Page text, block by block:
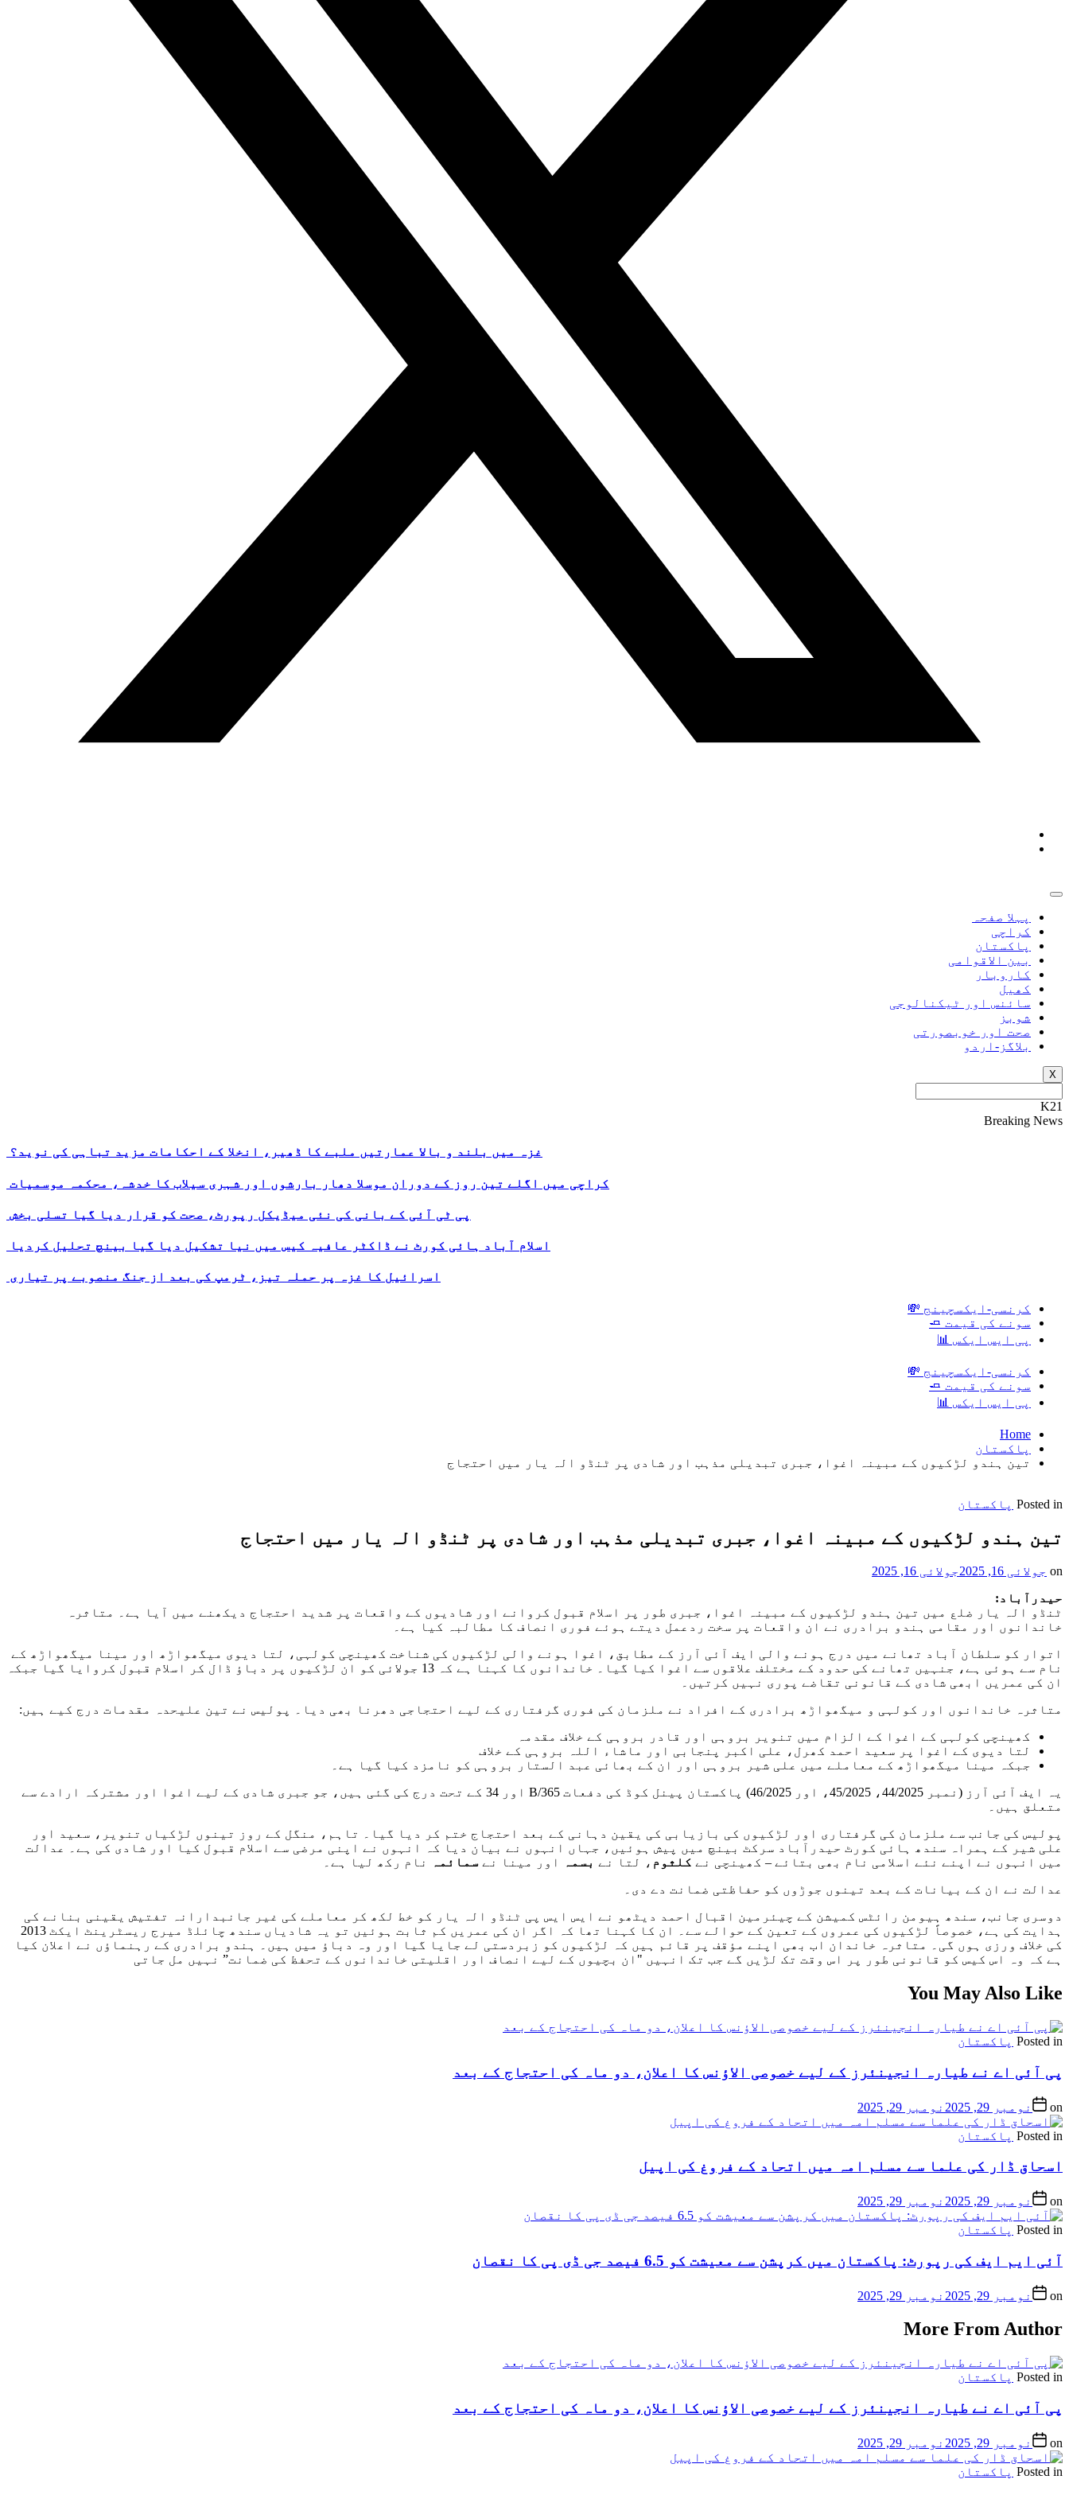
پہلا صفحہ
کراچی
پاکستان
بین الاقوامی
کاروبار
کھیل
سائنس اور ٹیکنالوجی
شوبز
صحت اور خوبصورتی
بلاگز-اردو
X
K21
Breaking News
غزہ میں بلند و بالا عمارتیں ملبے کا ڈھیر، انخلا کے احکامات مزید تباہی کی نوید؟
کراچی میں اگلے تین روز کے دوران موسلا دھار بارشوں اور شہری سیلاب کا خدشہ، محکمہ موسمیات
پی ٹی آئی کے بانی کی نئی میڈیکل رپورٹ، صحت کو قرار دیا گیا تسلی بخش
اسلام آباد ہائی کورٹ نے ڈاکٹر عافیہ کیس میں نیا تشکیل دیا گیا بینچ تحلیل کردیا
اسرائیل کا غزہ پر حملہ تیز، ٹرمپ کی بعد از جنگ منصوبے پر تیاری
کرنسی-ایکسچینج 💸
سونے کی قیمت 🧈
پی ایس ایکس 📊
کرنسی-ایکسچینج 💸
سونے کی قیمت 🧈
پی ایس ایکس 📊
Home
پاکستان
تین ہندو لڑکیوں کے مبینہ اغوا، جبری تبدیلی مذہب اور شادی پر ٹنڈو الہ یار میں احتجاج
Posted in پاکستان
تین ہندو لڑکیوں کے مبینہ اغوا، جبری تبدیلی مذہب اور شادی پر ٹنڈو الہ یار میں احتجاج
on جولائی 16, 2025
جولائی 16, 2025
حیدرآباد:
ٹنڈو الہ یار ضلع میں تین ہندو لڑکیوں کے مبینہ اغوا، جبری طور پر اسلام قبول کروانے اور شادیوں کے واقعات پر شدید احتجاج دیکھنے میں آیا ہے۔ متاثرہ
خاندانوں اور مقامی ہندو برادری نے ان واقعات پر سخت ردعمل دیتے ہوئے فوری انصاف کا مطالبہ کیا ہے۔
اتوار کو سلطان آباد تھانے میں درج ہونے والی ایف آئی آرز کے مطابق، اغوا ہونے والی لڑکیوں کی شناخت کھینچی کولہی، لتا دیوی میگھواڑھ اور مینا میگھواڑھ کے
نام سے ہوئی ہے، جنہیں تھانے کی حدود کے مختلف علاقوں سے اغوا کیا گیا۔ خاندانوں کا کہنا ہے کہ 13 جولائی کو ان لڑکیوں پر دباؤ ڈال کر اسلام قبول کروایا گیا جبکہ
ان کی عمریں ابھی شادی کے قانونی تقاضے پوری نہیں کرتیں۔
متاثرہ خاندانوں اور کولہی و میگھواڑھ برادری کے افراد نے ملزمان کی فوری گرفتاری کے لیے احتجاجی دھرنا بھی دیا۔ پولیس نے تین علیحدہ مقدمات درج کیے ہیں:
کھینچی کولہی کے اغوا کے الزام میں تنویر بروہی اور قادر بروہی کے خلاف مقدمہ
لتا دیوی کے اغوا پر سعید احمد کھرل، علی اکبر پنجابی اور ماشاء اللہ بروہی کے خلاف
جبکہ مینا میگھواڑھ کے معاملے میں علی شیر بروہی اور ان کے بھائی عبد الستار بروہی کو نامزد کیا گیا ہے۔
یہ ایف آئی آرز (نمبر 44/2025، 45/2025، اور 46/2025) پاکستان پینل کوڈ کی دفعات 365/B اور 34 کے تحت درج کی گئی ہیں، جو جبری شادی کے لیے اغوا اور مشترکہ ارادے سے
متعلق ہیں۔
پولیس کی جانب سے ملزمان کی گرفتاری اور لڑکیوں کی بازیابی کی یقین دہانی کے بعد احتجاج ختم کر دیا گیا۔ تاہم، منگل کے روز تینوں لڑکیاں تنویر، سعید اور
علی شیر کے ہمراہ سندھ ہائی کورٹ حیدرآباد سرکٹ بینچ میں پیش ہوئیں، جہاں انہوں نے بیان دیا کہ انہوں نے اپنی مرضی سے اسلام قبول کیا اور شادی کی ہے۔ عدالت
میں انہوں نے اپنے نئے اسلامی نام بھی بتائے – کھینچی نے کلثوم ، لتا نے بسمہ اور مینا نے سمائمہ
نام رکھ لیا ہے۔
عدالت نے ان کے بیانات کے بعد تینوں جوڑوں کو حفاظتی ضمانت دے دی۔
دوسری جانب، سندھ ہیومن رائٹس کمیشن کے چیئرمین اقبال احمد دیٹھو نے ایس ایس پی ٹنڈو الہ یار کو خط لکھ کر معاملے کی غیر جانبدارانہ تفتیش یقینی بنانے کی
ہدایت کی ہے، خصوصاً لڑکیوں کی عمروں کے تعین کے حوالے سے۔ ان کا کہنا تھا کہ اگر ان کی عمریں کم ثابت ہوئیں تو یہ شادیاں سندھ چائلڈ میرج ریسٹرینٹ ایکٹ 2013
کی خلاف ورزی ہوں گی۔ متاثرہ خاندان اب بھی اپنے مؤقف پر قائم ہیں کہ لڑکیوں کو زبردستی لے جایا گیا اور وہ دباؤ میں ہیں۔ ہندو برادری کے رہنماؤں نے اعلان کیا
ہے کہ وہ اس کیس کو قانونی طور پر اس وقت تک لڑیں گے جب تک انہیں "ان بچیوں کے لیے انصاف اور اقلیتی خاندانوں کے تحفظ کی ضمانت” نہیں مل جاتی
You May Also Like
Posted in پاکستان
پی آئی اے نے طیارہ انجینئرز کے لیے خصوصی الاؤنس کا اعلان، دو ماہ کی احتجاج کے بعد
on نومبر 29, 2025 نومبر 29, 2025
Posted in پاکستان
اسحاق ڈار کی علما سے مسلم امہ میں اتحاد کے فروغ کی اپیل
on نومبر 29, 2025 نومبر 29, 2025
Posted in پاکستان
آئی ایم ایف کی رپورٹ: پاکستان میں کرپشن سے معیشت کو 6.5 فیصد جی ڈی پی کا نقصان
on نومبر 29, 2025 نومبر 29, 2025
More From Author
Posted in پاکستان
پی آئی اے نے طیارہ انجینئرز کے لیے خصوصی الاؤنس کا اعلان، دو ماہ کی احتجاج کے بعد
on نومبر 29, 2025 نومبر 29, 2025
Posted in پاکستان